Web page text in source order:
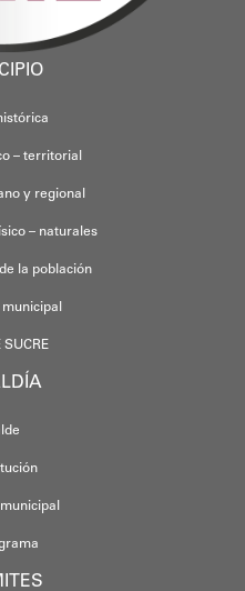
– territorial
y regional
– naturales
la población
SUCRE